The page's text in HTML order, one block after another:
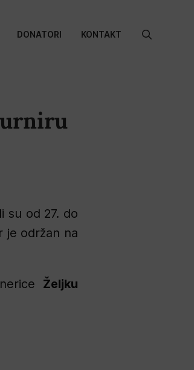
DONATORI KONTAKT
su od 27. do
je održan na
Željku